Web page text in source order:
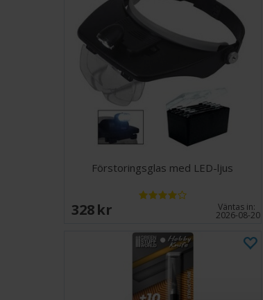
Förstoringsglas med LED-ljus
328 SEK Väntas in:
2026-08-20